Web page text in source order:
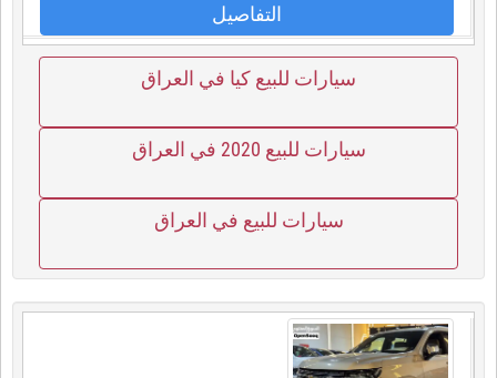
التفاصيل
سيارات للبيع كيا في العراق
سيارات للبيع 2020 في العراق
سيارات للبيع في العراق